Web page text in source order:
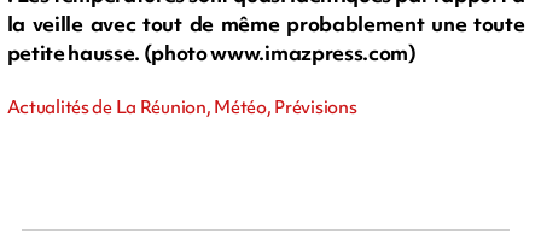
la veille avec tout de même probablement une toute
petite hausse. (photo www.imazpress.com)
Actualités de La Réunion, Météo, Prévisions